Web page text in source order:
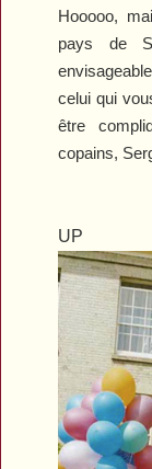
Hooooo,
pays de
celui qui
être
copains,
UP